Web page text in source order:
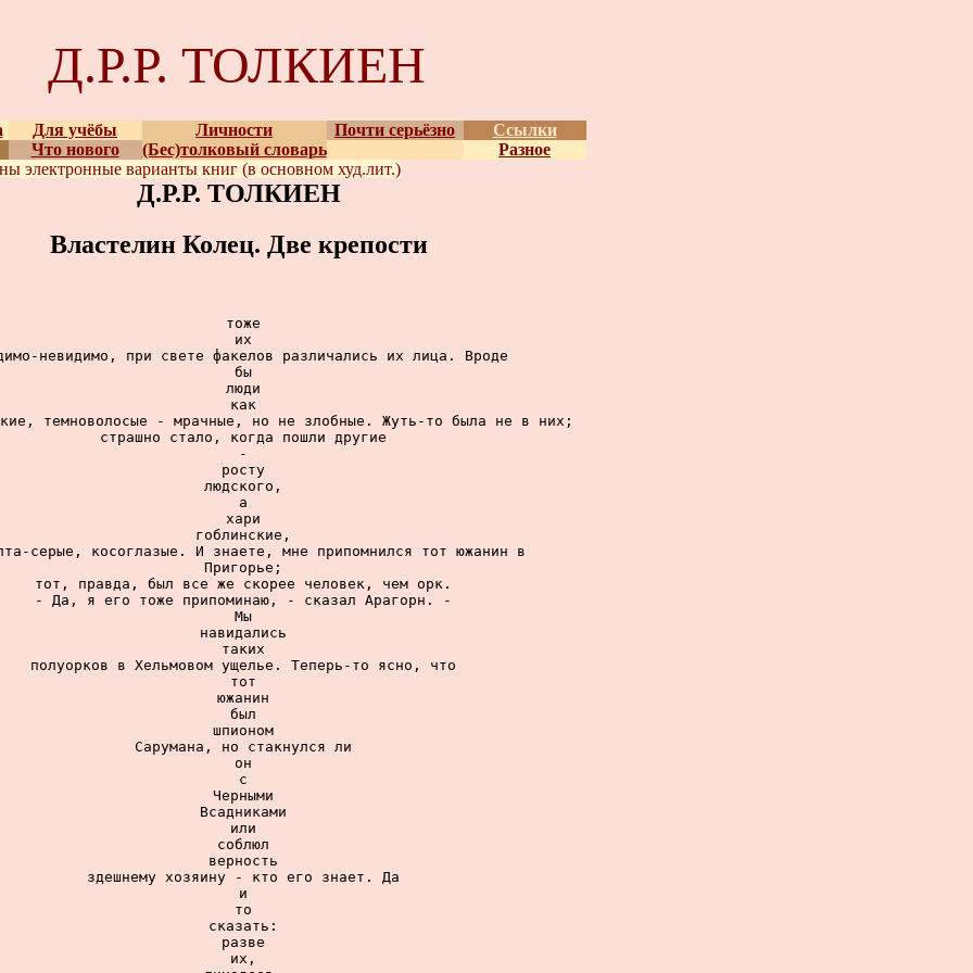
Д.Р.Р. ТОЛКИЕН
Для учёбы Личности Почти серьёзно
Ссылки
Что нового
(Бес)толковый словарь
Разное
электронные варианты книг (в основном худ.лит.)
Д.Р.Р. ТОЛКИЕН
Властелин Колец. Две крепости
тоже
их
невидимо, при свете факелов различались их лица. Вроде
бы
люди
как
темноволосые - мрачные, но не злобные. Жуть-то была не в них;
страшно стало, когда пошли другие
-
росту
людского,
а
хари
гоблинские,
серые, косоглазые. И знаете, мне припомнился тот южанин в
Пригорье;
тот, правда, был все же скорее человек, чем орк.
- Да, я его тоже припоминаю, - сказал Арагорн. -
Мы
навидались
таких
полуорков в Хельмовом ущелье. Теперь-то ясно, что
тот
южанин
был
шпионом
Сарумана, но стакнулся ли
он
с
Черными
Всадниками
или
соблюл
верность
здешнему хозяину - кто его знает. Да
и
то
сказать:
разве
их,